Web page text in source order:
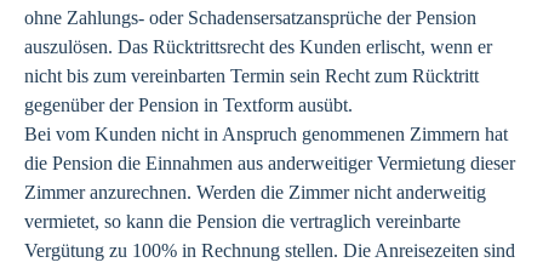
ohne Zahlungs- oder Schadensersatzansprüche der Pension
auszulösen. Das Rücktrittsrecht des Kunden erlischt, wenn er
nicht bis zum vereinbarten Termin sein Recht zum Rücktritt
gegenüber der Pension in Textform ausübt.
Bei vom Kunden nicht in Anspruch genommenen Zimmern hat
die Pension die Einnahmen aus anderweitiger Vermietung dieser
Zimmer anzurechnen. Werden die Zimmer nicht anderweitig
vermietet, so kann die Pension die vertraglich vereinbarte
Vergütung zu 100% in Rechnung stellen. Die Anreisezeiten sind